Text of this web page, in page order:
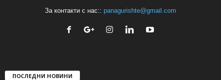
За контакти с нас:: panagurishte@gmail.com
ПОСЛЕДНИ НОВИНИ